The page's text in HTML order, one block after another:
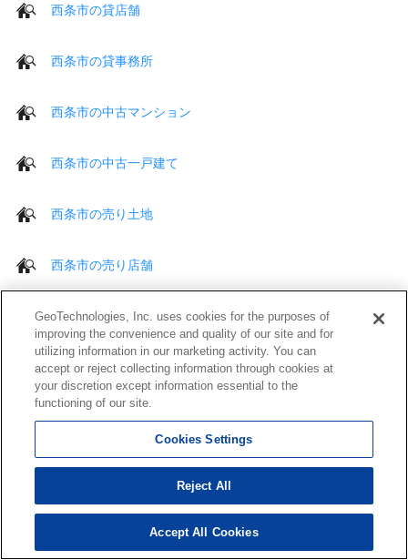
西条市の貸店舗
西条市の貸事務所
西条市の中古マンション
西条市の中古一戸建て
西条市の売り土地
西条市の売り店舗
西条市の売り事務所
西条市の売りビル・ 一棟売マンション等
西条市の施設を探す
西条市のファストフード
GeoTechnologies, Inc. uses cookies for the purposes of
improving the convenience and quality of our site and for
utilizing information in our marketing activity. You can
accept or reject collecting information through cookies at
your discretion except information essential to the
functioning of our site.
Cookies Settings
Reject All
Accept All Cookies